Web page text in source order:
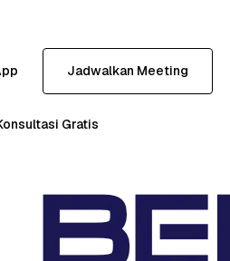
Jadwalkan Meeting
Gratis